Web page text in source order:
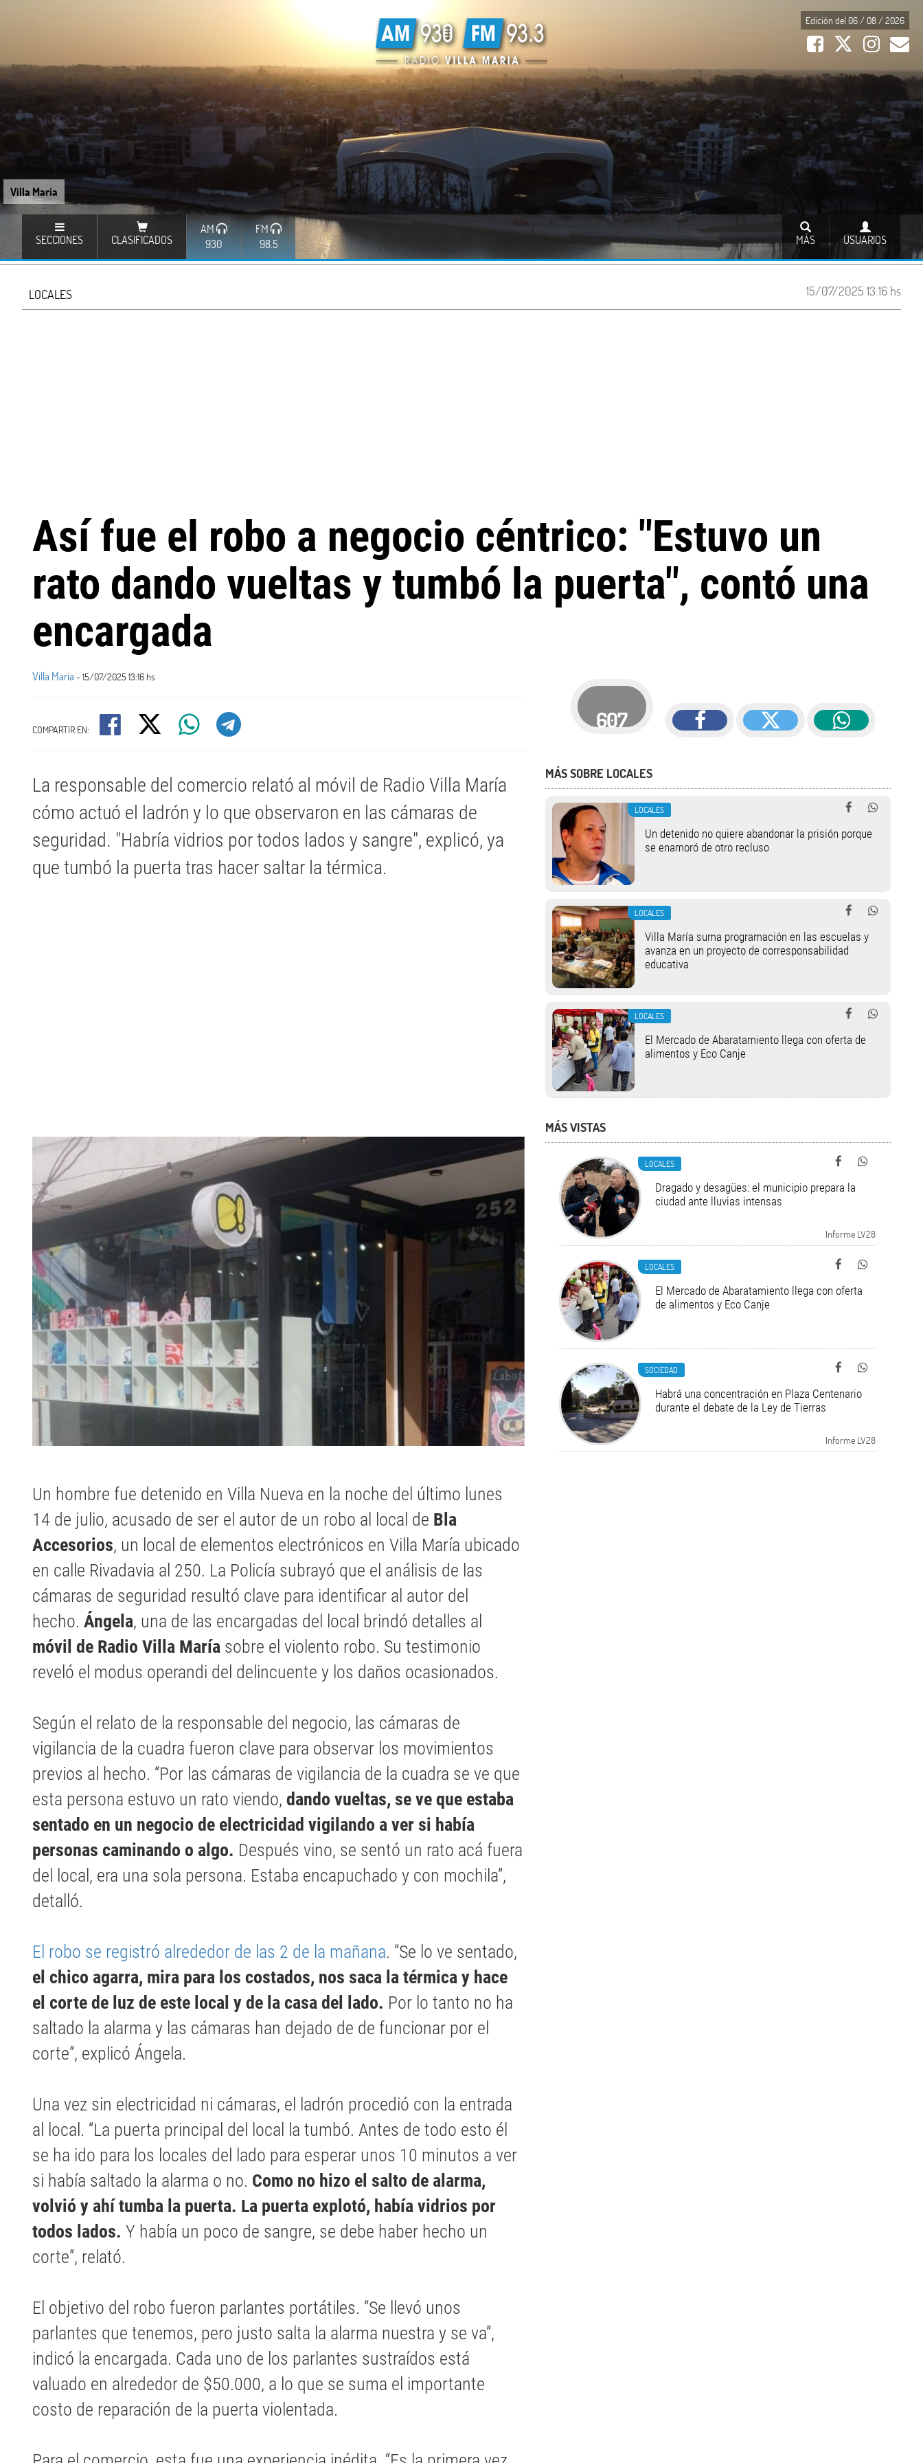
Villa María
Edición del 06 / 08 / 2026
SECCIONES CLASIFICADOS
AM
930
FM
98.5
USUARIOS
MÁS
15/07/2025 13:16 hs
LOCALES
Así fue el robo a negocio céntrico: "Estuvo un
rato dando vueltas y tumbó la puerta", contó una
encargada
Villa María - 15/07/2025 13:16 hs
COMPARTIR EN:
La responsable del comercio relató al móvil de Radio Villa María
cómo actuó el ladrón y lo que observaron en las cámaras de
seguridad. "Habría vidrios por todos lados y sangre", explicó, ya
que tumbó la puerta tras hacer saltar la térmica.
Un hombre fue detenido en Villa Nueva en la noche del último lunes
14 de julio, acusado de ser el autor de un robo al local de Bla
Accesorios, un local de elementos electrónicos en Villa María ubicado
en calle Rivadavia al 250. La Policía subrayó que el análisis de las
cámaras de seguridad resultó clave para identificar al autor del
hecho. Ángela, una de las encargadas del local brindó detalles al
móvil de Radio Villa María sobre el violento robo. Su testimonio
reveló el modus operandi del delincuente y los daños ocasionados.
Según el relato de la responsable del negocio, las cámaras de
vigilancia de la cuadra fueron clave para observar los movimientos
previos al hecho. “Por las cámaras de vigilancia de la cuadra se ve que
esta persona estuvo un rato viendo, dando vueltas, se ve que estaba
sentado en un negocio de electricidad vigilando a ver si había
personas caminando o algo. Después vino, se sentó un rato acá fuera
del local, era una sola persona. Estaba encapuchado y con mochila”,
detalló.
El robo se registró alrededor de las 2 de la mañana. “Se lo ve sentado,
el chico agarra, mira para los costados, nos saca la térmica y hace
el corte de luz de este local y de la casa del lado. Por lo tanto no ha
saltado la alarma y las cámaras han dejado de de funcionar por el
corte”, explicó Ángela.
Una vez sin electricidad ni cámaras, el ladrón procedió con la entrada
al local. “La puerta principal del local la tumbó. Antes de todo esto él
se ha ido para los locales del lado para esperar unos 10 minutos a ver
si había saltado la alarma o no. Como no hizo el salto de alarma,
volvió y ahí tumba la puerta. La puerta explotó, había vidrios por
todos lados. Y había un poco de sangre, se debe haber hecho un
corte”, relató.
El objetivo del robo fueron parlantes portátiles. “Se llevó unos
parlantes que tenemos, pero justo salta la alarma nuestra y se va”,
indicó la encargada. Cada uno de los parlantes sustraídos está
valuado en alrededor de $50.000, a lo que se suma el importante
costo de reparación de la puerta violentada.
607
MÁS SOBRE LOCALES
LOCALES
Un detenido no quiere abandonar la prisión porque
se enamoró de otro recluso
LOCALES
Villa María suma programación en las escuelas y
avanza en un proyecto de corresponsabilidad
educativa
LOCALES
El Mercado de Abaratamiento llega con oferta de
alimentos y Eco Canje
MÁS VISTAS
LOCALES
Dragado y desagües: el municipio prepara la
ciudad ante lluvias intensas
Informe LV28
LOCALES
El Mercado de Abaratamiento llega con oferta
de alimentos y Eco Canje
SOCIEDAD
Habrá una concentración en Plaza Centenario
durante el debate de la Ley de Tierras
Informe LV28